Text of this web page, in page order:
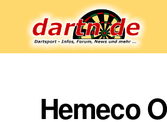
Hemeco